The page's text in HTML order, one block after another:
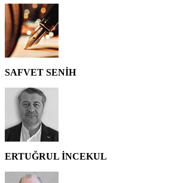
SAFVET SENİH
ERTUĞRUL İNCEKUL